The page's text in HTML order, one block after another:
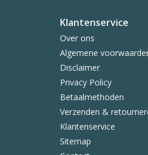
Klantenservice
Over ons
Algemene
Disclaimer
Privacy Policy
Betaalmethoden
Verzenden &
Klantenservice
Sitemap